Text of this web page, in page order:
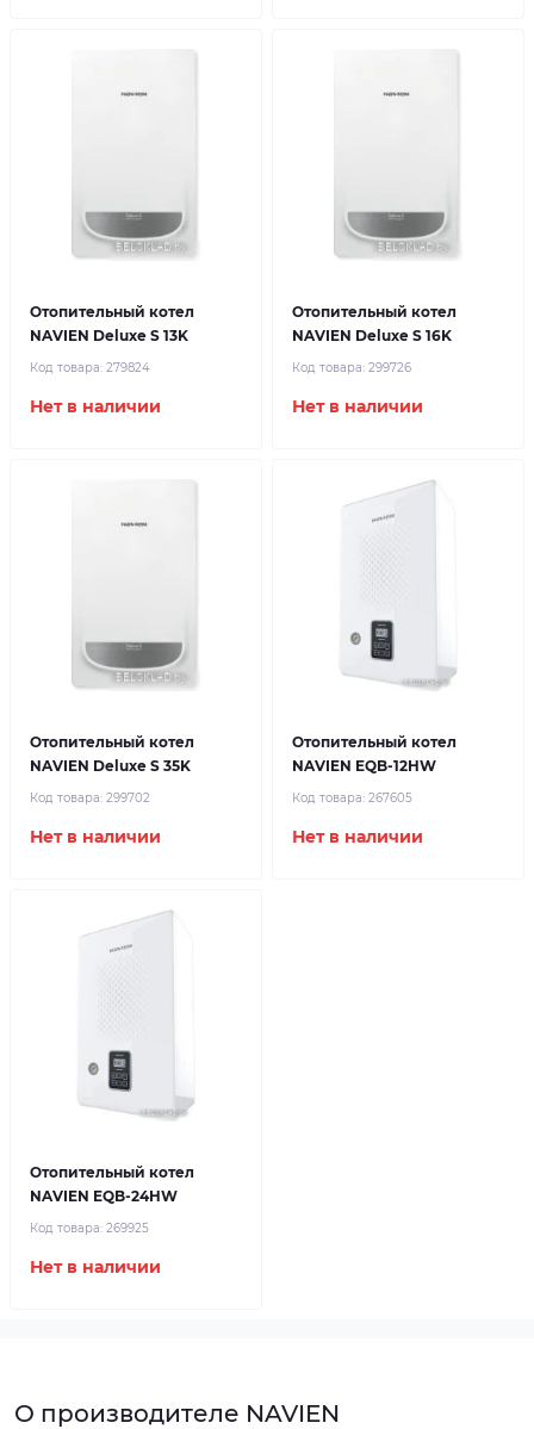
Отопительный котел
NAVIEN Deluxe S 13K
Код товара: 279824
Нет в наличии
Отопительный котел
NAVIEN Deluxe S 16K
Код товара: 299726
Нет в наличии
Отопительный котел
NAVIEN Deluxe S 35K
Код товара: 299702
Нет в наличии
Отопительный котел
NAVIEN EQB-12HW
Код товара: 267605
Нет в наличии
Отопительный котел
NAVIEN EQB-24HW
Код товара: 269925
Нет в наличии
О производителе NAVIEN